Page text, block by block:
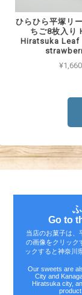
ひらひら平塚リ
ちご8枚入り
Hiratsuka Leaf
¥1,660
Go to
当店のお菓子は、
の画像をクリック
ックすると神奈川
Our sweets are
City and
Hiratsuka city,